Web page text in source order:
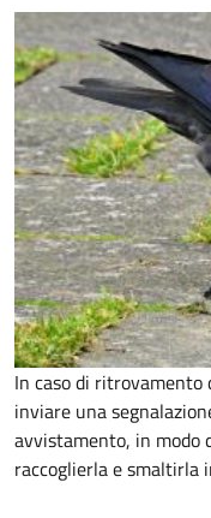
In caso di ritrovamento
inviare una
avvistamento, in modo
raccoglierla e smaltirla